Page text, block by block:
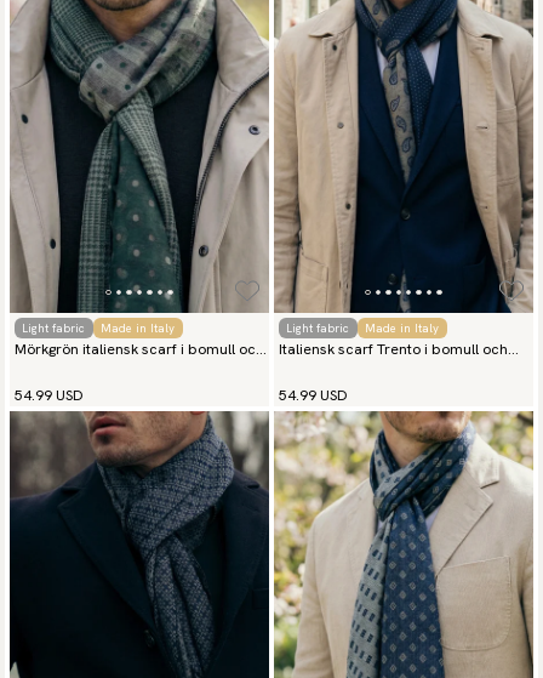
Light fabric Made in Italy
Mörkgrön italiensk scarf i bomull och
54.99 USD
Light fabric Made in Italy
Italiensk scarf Trento i bomull och
54.99 USD